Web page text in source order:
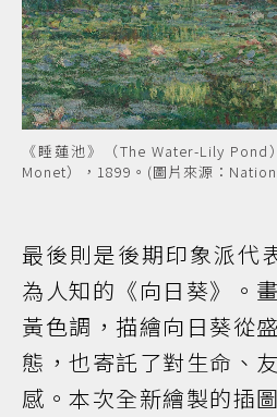
《睡蓮池》（The Water-Lily
Monet），1899。(圖片來源：
最後則是後期印象派代
為人知的《向日葵》。
黃色調，描繪向日葵從
態，也寄託了對生命、
感。本次全新繪製的插